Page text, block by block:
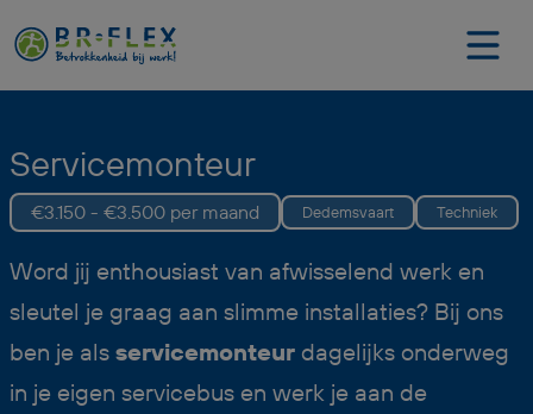
Servicemonteur
€3.150 - €3.500 per maand Dedemsvaart Techniek
Word jij enthousiast van afwisselend werk en
sleutel je graag aan slimme installaties? Bij ons
ben je als servicemonteur dagelijks onderweg
in je eigen servicebus en werk je aan de